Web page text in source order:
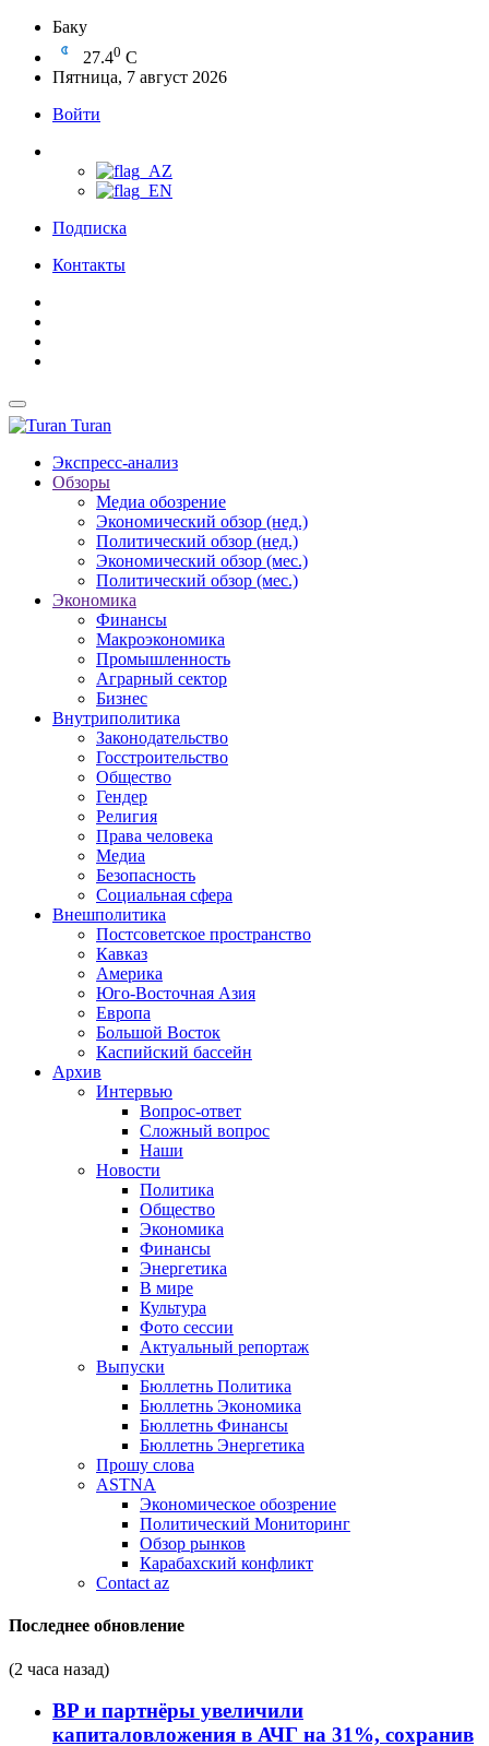
Баку
27.40 C
Пятница, 7 август 2026
Войти
Подписка
Контакты
Turan
Экспресс-анализ
Обзоры
Медиа обозрение
Экономический обзор (нед.)
Политический обзор (нед.)
Экономический обзор (мес.)
Политический обзор (мес.)
Экономика
Финансы
Макроэкономика
Промышленность
Аграрный сектор
Бизнес
Внутриполитика
Законодательство
Госстроительство
Общество
Гендер
Религия
Права человека
Медиа
Безопасность
Социальная сфера
Внешполитика
Постсоветское пространство
Кавказ
Америка
Юго-Восточная Азия
Европа
Большой Восток
Каспийский бассейн
Архив
Интервью
Вопрос-ответ
Сложный вопрос
Наши
Новости
Политика
Общество
Экономика
Финансы
Энергетика
В мире
Культура
Фото сессии
Актуальный репортаж
Выпуски
Бюллетнь Политика
Бюллетнь Экономика
Бюллетнь Финансы
Бюллетнь Энергетика
Прошу слова
ASTNA
Экономическое обозрение
Политический Мониторинг
Обзор рынков
Карабахский конфликт
Contact az
Последнее обновление
(2 часа назад)
BP и партнёры увеличили
капиталовложения в АЧГ на 31%, сохранив